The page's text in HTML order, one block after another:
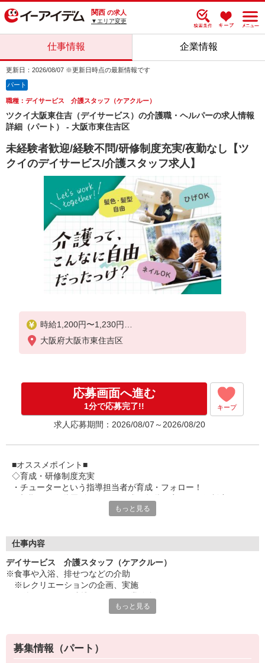
関西 の求人
▼エリア変更
仕事情報 企業情報
更新日：2026/08/07 ※更新日時点の最新情報です
パート
職種：デイサービス 介護スタッフ（ケアクルー）
ツクイ大阪東住吉（デイサービス）の介護職・ヘルパーの求人情報
詳細（パート） - 大阪市東住吉区
未経験者歓迎/経験不問/研修制度充実/夜勤なし【ツ
クイのデイサービス/介護スタッフ求人】
時給1,200円〜1,230円
★土日祝日は時給100円アップ！
大阪府大阪市東住吉区
応募画面へ進む
1分で応募完了!! キープ
求人応募期間：2026/08/07～2026/08/20
■オススメポイント■
◇育成・研修制度充実
・チューターという指導担当者が育成・フォロー！
・キャリアアップ支援制度を活用して働きながら資格取得が可能
・ツクイ独自の福祉厚生制度でプライベートも充実
・子育て支援の福利厚生制度あり！子育てと仕事の両立を応援◎
・スタッフ何でも相談窓口やライフキャリア相談など、各相談窓
口あり
◇頑張った分、スタッフに還元！
・パートは特別手当の支給あり
もっと見る
仕事内容
デイサービス 介護スタッフ（ケアクルー）
※食事や入浴、排せつなどの介助
※レクリエーションの企画、実施
★＼サービス・職種の魅力／
「今私たちに求められていることは何だろう」「どんな工夫をした
もっと見る
募集情報（パート）